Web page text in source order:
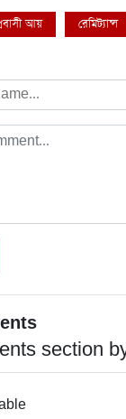
আয় রেমিট্যান্স
section